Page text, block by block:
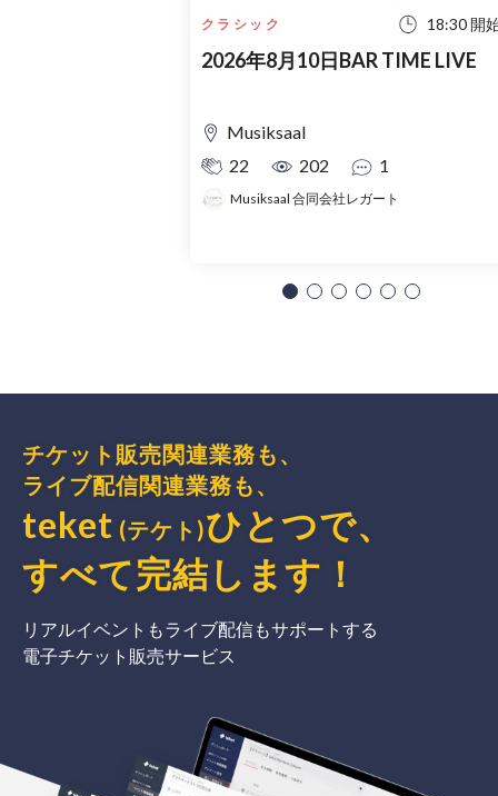
クラシック 18:30 開
2026年8月10日BAR TIME LIVE
Musiksaal
22
202 1
Musiksaal 合同会社レガート
チケット販売関連業務も、
ライブ配信関連業務も、
teket (テケト)ひとつで、
すべて完結 します ！
リアルイベントもライブ配信もサポートする
電子チケット販売サービス